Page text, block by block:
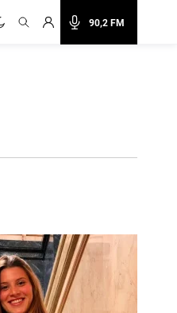
90,2 FM